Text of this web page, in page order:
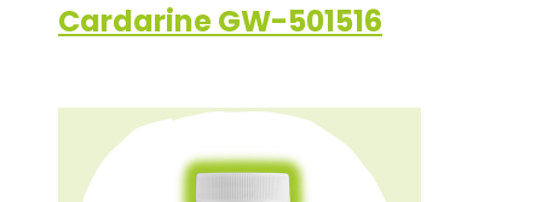
Cardarine GW-501516